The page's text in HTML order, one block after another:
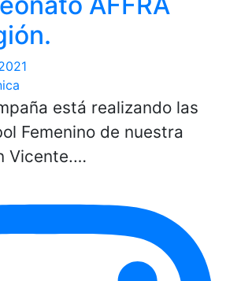
está realizando las
Femenino de nuestra
Vicente.…